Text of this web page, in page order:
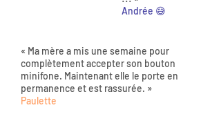
Andrée 😅
« Ma mère a mis une semaine pour
complètement accepter son bouton
minifone. Maintenant elle le porte en
permanence et est rassurée. »
Paulette